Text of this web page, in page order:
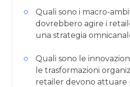
Quali sono i macro-
dovrebbero agire i
una strategia
Quali sono le
le trasformazioni
retailer devono attuare